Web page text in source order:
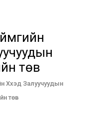
төв
Хүүхэд Залуучуудын
төв